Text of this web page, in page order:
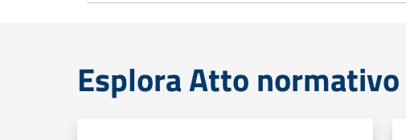
Esplora Atto normativo